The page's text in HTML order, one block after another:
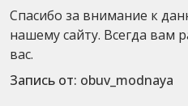
Спасибо за внимание к
нашему сайту. Всегда вам
вас.
Запись от: obuv_modnaya